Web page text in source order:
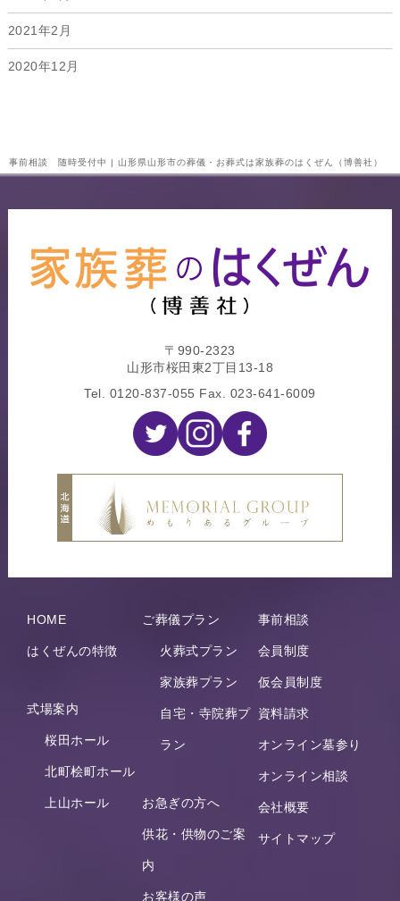
事前相談 随時受付中 | 山形県山形市の葬儀・お葬式は家族葬のはくぜん（博善社）
2021年2月
2020年12月
〒990-2323
山形市桜田東2丁目13-18
Tel. 0120-837-055 Fax. 023-641-6009
HOME
はくぜんの特徴
式場案内
桜田ホール
北町桧町ホール
上山ホール
ご葬儀プラン
火葬式プラン
家族葬プラン
自宅・寺院葬プ
ラン
お急ぎの方へ
供花・供物のご案
内
お客様の声
事前相談
会員制度
仮会員制度
資料請求
オンライン墓参り
オンライン相談
会社概要
サイトマップ